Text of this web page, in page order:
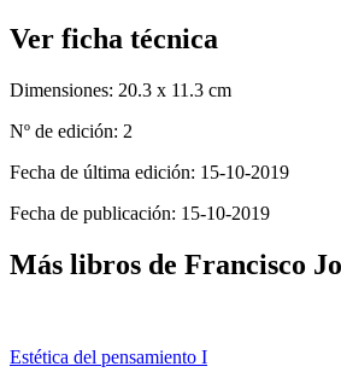
Ver ficha técnica
Dimensiones: 20.3 x 11.3 cm
Nº de edición: 2
Fecha de última edición: 15-10-2019
Fecha de publicación: 15-10-2019
Más libros de Francisco
Estética del pensamiento I